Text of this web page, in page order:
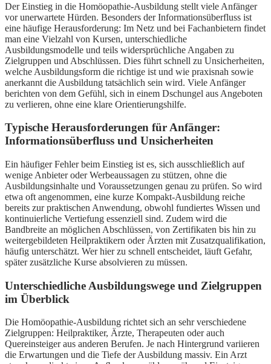
Der Einstieg in die Homöopathie-Ausbildung stellt viele Anfänger
vor unerwartete Hürden. Besonders der Informationsüberfluss ist
eine häufige Herausforderung: Im Netz und bei Fachanbietern findet
man eine Vielzahl von Kursen, unterschiedliche
Ausbildungsmodelle und teils widersprüchliche Angaben zu
Zielgruppen und Abschlüssen. Dies führt schnell zu Unsicherheiten,
welche Ausbildungsform die richtige ist und wie praxisnah sowie
anerkannt die Ausbildung tatsächlich sein wird. Viele Anfänger
berichten von dem Gefühl, sich in einem Dschungel aus Angeboten
zu verlieren, ohne eine klare Orientierungshilfe.
Typische Herausforderungen für Anfänger:
Informationsüberfluss und Unsicherheiten
Ein häufiger Fehler beim Einstieg ist es, sich ausschließlich auf
wenige Anbieter oder Werbeaussagen zu stützen, ohne die
Ausbildungsinhalte und Voraussetzungen genau zu prüfen. So wird
etwa oft angenommen, eine kurze Kompakt-Ausbildung reiche
bereits zur praktischen Anwendung, obwohl fundiertes Wissen und
kontinuierliche Vertiefung essenziell sind. Zudem wird die
Bandbreite an möglichen Abschlüssen, von Zertifikaten bis hin zu
weitergebildeten Heilpraktikern oder Ärzten mit Zusatzqualifikation,
häufig unterschätzt. Wer hier zu schnell entscheidet, läuft Gefahr,
später zusätzliche Kurse absolvieren zu müssen.
Unterschiedliche Ausbildungswege und Zielgruppen
im Überblick
Die Homöopathie-Ausbildung richtet sich an sehr verschiedene
Zielgruppen: Heilpraktiker, Ärzte, Therapeuten oder auch
Quereinsteiger aus anderen Berufen. Je nach Hintergrund variieren
die Erwartungen und die Tiefe der Ausbildung massiv. Ein Arzt